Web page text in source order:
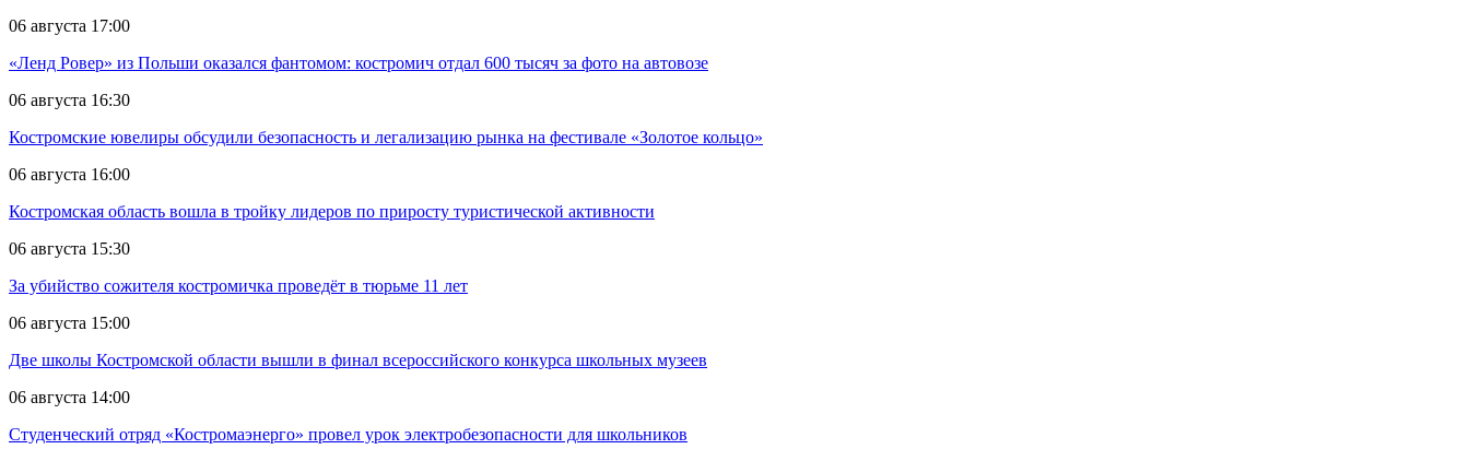
06 августа 17:00
«Ленд Ровер» из Польши оказался фантомом: костромич отдал 600 тысяч за фото на автовозе
06 августа 16:30
Костромские ювелиры обсудили безопасность и легализацию рынка на фестивале «Золотое кольцо»
06 августа 16:00
Костромская область вошла в тройку лидеров по приросту туристической активности
06 августа 15:30
За убийство сожителя костромичка проведёт в тюрьме 11 лет
06 августа 15:00
Две школы Костромской области вышли в финал всероссийского конкурса школьных музеев
06 августа 14:00
Студенческий отряд «Костромаэнерго» провел урок электробезопасности для школьников